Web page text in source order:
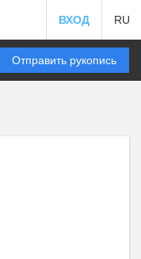
ВХОД RU
Отправить рукопись